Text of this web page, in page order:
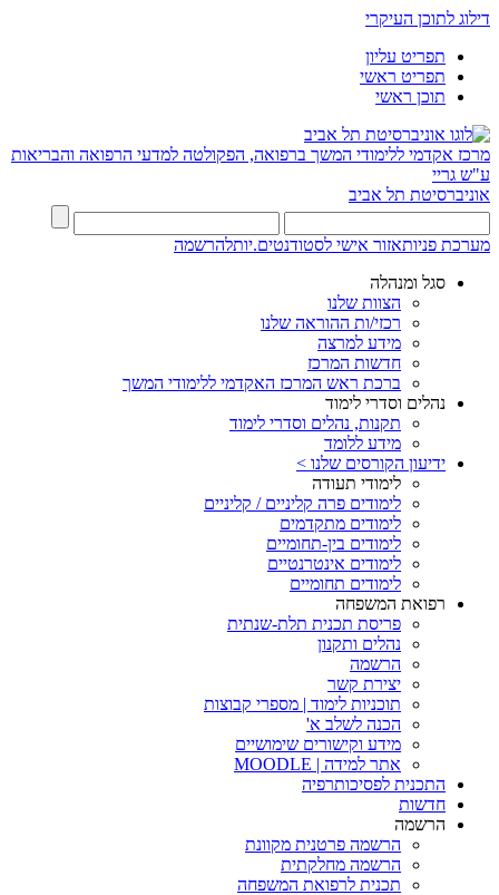
דילוג לתוכן העיקרי
תפריט עליון
תפריט ראשי
תוכן ראשי
מרכז אקדמי ללימודי המשך ברפואה, הפקולטה למדעי הרפואה והבריאות
ע"ש גריי
אוניברסיטת תל אביב
מערכת פניותאזור אישי לסטודנטים.יותלהרשמה
סגל ומנהלה
הצוות שלנו
רכזי/ות ההוראה שלנו
מידע למרצה
חדשות המרכז
ברכת ראש המרכז האקדמי ללימודי המשך
נהלים וסדרי לימוד
תקנות, נהלים וסדרי לימוד
מידע ללומד
ידיעון הקורסים שלנו >
לימודי תעודה
לימודים פרה קליניים / קליניים
לימודים מתקדמים
לימודים בין-תחומיים
לימודים אינטרנטיים
לימודים תחומיים
רפואת המשפחה
פריסת תכנית תלת-שנתית
נהלים ותקנון
הרשמה
יצירת קשר
תוכניות לימוד | מספרי קבוצות
הכנה לשלב א'
מידע וקישורים שימושיים
אתר למידה | MOODLE
התכנית לפסיכותרפיה
חדשות
הרשמה
הרשמה פרטנית מקוונת
הרשמה מחלקתית
תכנית לרפואת המשפחה